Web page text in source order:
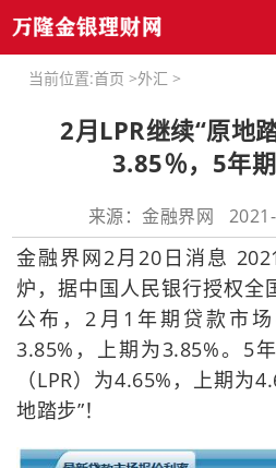
当前位置:首页 >外汇 >
2月LPR继续“原地
3.85％，5年
来源：金融界网
金融界网2月20日消息
炉，据中国人民银行授权全
公布，2月1年期贷款市
3.85%，上期为3.85%。5
（LPR）为4.65%，上期为
地踏步”！